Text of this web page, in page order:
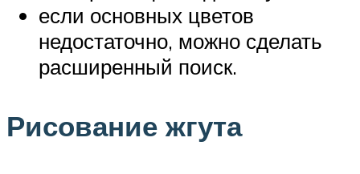
если основных цветов
недостаточно, можно сделать
расширенный поиск.
Рисование жгута